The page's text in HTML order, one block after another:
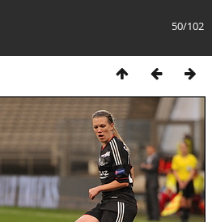
50/102